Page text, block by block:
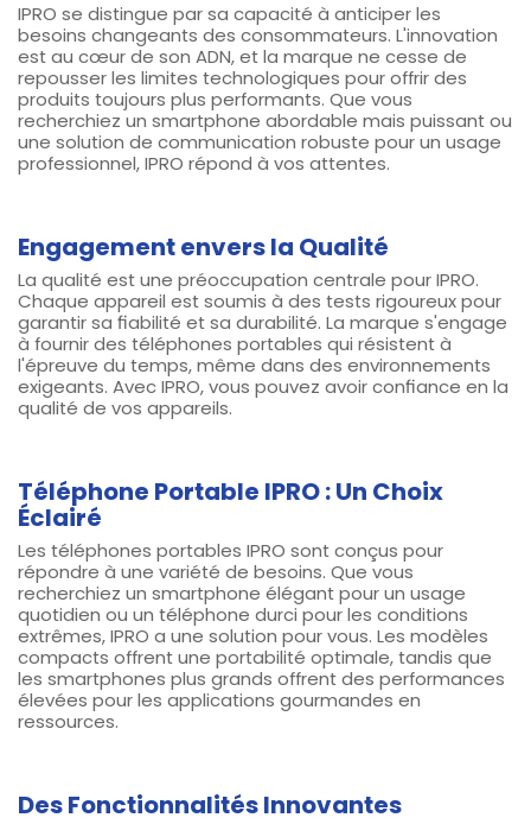
IPRO se distingue par sa capacité à anticiper les
besoins changeants des consommateurs. L'innovation
est au cœur de son ADN, et la marque ne cesse de
repousser les limites technologiques pour offrir des
produits toujours plus performants. Que vous
recherchiez un smartphone abordable mais puissant ou
une solution de communication robuste pour un usage
professionnel, IPRO répond à vos attentes.
Engagement envers la Qualité
La qualité est une préoccupation centrale pour IPRO.
Chaque appareil est soumis à des tests rigoureux pour
garantir sa fiabilité et sa durabilité. La marque s'engage
à fournir des téléphones portables qui résistent à
l'épreuve du temps, même dans des environnements
exigeants. Avec IPRO, vous pouvez avoir confiance en la
qualité de vos appareils.
Téléphone Portable IPRO : Un Choix
Éclairé
Les téléphones portables IPRO sont conçus pour
répondre à une variété de besoins. Que vous
recherchiez un smartphone élégant pour un usage
quotidien ou un téléphone durci pour les conditions
extrêmes, IPRO a une solution pour vous. Les modèles
compacts offrent une portabilité optimale, tandis que
les smartphones plus grands offrent des performances
élevées pour les applications gourmandes en
ressources.
Des Fonctionnalités Innovantes